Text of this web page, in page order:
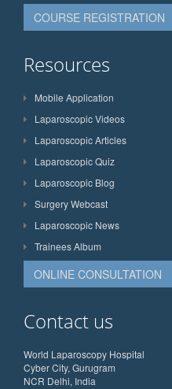
COURSE REGISTRATION
Resources
Mobile Application
Laparoscopic Videos
Laparoscopic Articles
Laparoscopic Quiz
Laparoscopic Blog
Surgery Webcast
Laparoscopic News
Trainees Album
ONLINE CONSULTATION
Contact us
World Laparoscopy Hospital
Cyber City, Gurugram
NCR Delhi, India